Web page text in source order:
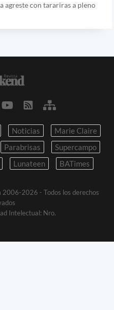
agreste con tarariras a pleno
Noticias
Marie Claire
Parabrisas
Supercampo
Lunateen BATimes
2006-2026 - Todos los derechos
Intelectual: Nro.